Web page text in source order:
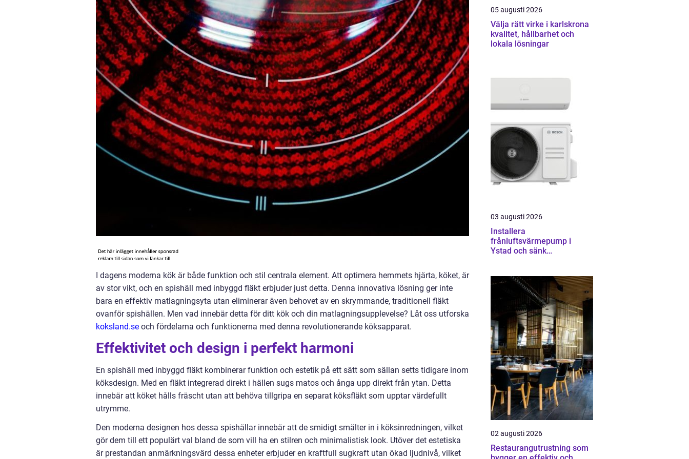
I dagens moderna kök är både funktion och stil centrala element. Att optimera hemmets hjärta, köket, är
av stor vikt, och en spishäll med inbyggd fläkt erbjuder just detta. Denna innovativa lösning ger inte
bara en effektiv matlagningsyta utan eliminerar även behovet av en skrymmande, traditionell fläkt
ovanför spishällen. Men vad innebär detta för ditt kök och din matlagningsupplevelse? Låt oss utforska
koksland.se och fördelarna och funktionerna med denna revolutionerande köksapparat.
Effektivitet och design i perfekt harmoni
En spishäll med inbyggd fläkt kombinerar funktion och estetik på ett sätt som sällan setts tidigare inom
köksdesign. Med en fläkt integrerad direkt i hällen sugs matos och ånga upp direkt från ytan. Detta
innebär att köket hålls fräscht utan att behöva tillgripa en separat köksfläkt som upptar värdefullt
utrymme.
Den moderna designen hos dessa spishällar innebär att de smidigt smälter in i köksinredningen, vilket
gör dem till ett populärt val bland de som vill ha en stilren och minimalistisk look. Utöver det estetiska
är prestandan anmärkningsvärd dessa enheter erbjuder en kraftfull sugkraft utan ökad ljudnivå, vilket
05 augusti 2026
Välja rätt virke i karlskrona
kvalitet, hållbarhet och
lokala lösningar
03 augusti 2026
Installera
frånluftsvärmepump i
Ystad och sänk
02 augusti 2026
Restaurangutrustning som